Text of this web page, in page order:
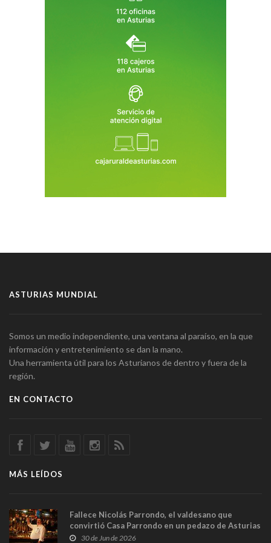
ASTURIAS MUNDIAL
Somos un medio independiente, una ventana al paraíso, en la que
información y entretenimiento se dan la mano.
Una herramienta útil para los Asturianos de dentro y fuera de la
región.
EN CONTACTO
MÁS LEÍDOS
Fallece Nicolás Parrondo, el valdesano que
convirtió Casa Parrondo en un pedazo de Asturias
en Madrid
30 de Jun de 2026